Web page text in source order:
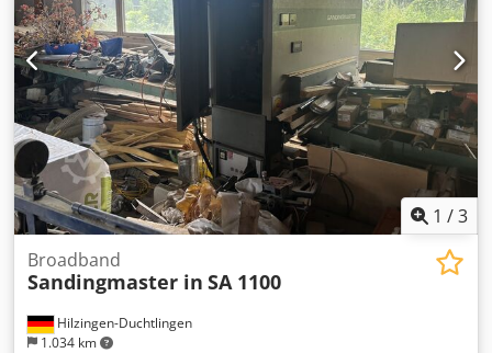
траке пнеуматском фотобаријером - електрично подизање
стола - 2 брзине аутоматског уноса - радни притисак 8-10
бара - пречник одводних прикључака 2x200 мм - укупна
снага 30kW - укупне димензије (д/ш/в): 2230x2020x2050 мм
- тежина: око 3000 кг ПРЕДНОСТИ - Немачка производња -
2 агрегата - половна брусилица, врло добро стање Цена
без ПДВ-а: 16.900 PLN Цена без ПДВ-а: 4.000 EUR према
курсу 4,2 EUR (Цене могу варирати у зависности од већих
осцилација курса)
1 /3
Hilzingen-Duchtlingen
1.034 km
Broadband
Sandingmaster in SA 1100